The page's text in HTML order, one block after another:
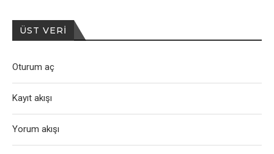
ÜST VERI
Oturum aç
Kayıt akışı
Yorum akışı